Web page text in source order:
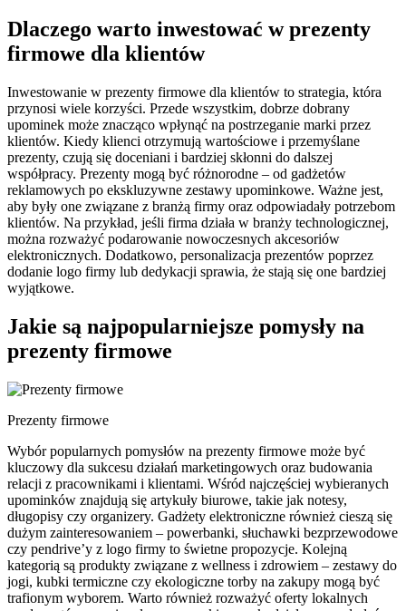
Dlaczego warto inwestować w prezenty
firmowe dla klientów
Inwestowanie w prezenty firmowe dla klientów to strategia, która
przynosi wiele korzyści. Przede wszystkim, dobrze dobrany
upominek może znacząco wpłynąć na postrzeganie marki przez
klientów. Kiedy klienci otrzymują wartościowe i przemyślane
prezenty, czują się doceniani i bardziej skłonni do dalszej
współpracy. Prezenty mogą być różnorodne – od gadżetów
reklamowych po ekskluzywne zestawy upominkowe. Ważne jest,
aby były one związane z branżą firmy oraz odpowiadały potrzebom
klientów. Na przykład, jeśli firma działa w branży technologicznej,
można rozważyć podarowanie nowoczesnych akcesoriów
elektronicznych. Dodatkowo, personalizacja prezentów poprzez
dodanie logo firmy lub dedykacji sprawia, że stają się one bardziej
wyjątkowe.
Jakie są najpopularniejsze pomysły na
prezenty firmowe
Prezenty firmowe
Wybór popularnych pomysłów na prezenty firmowe może być
kluczowy dla sukcesu działań marketingowych oraz budowania
relacji z pracownikami i klientami. Wśród najczęściej wybieranych
upominków znajdują się artykuły biurowe, takie jak notesy,
długopisy czy organizery. Gadżety elektroniczne również cieszą się
dużym zainteresowaniem – powerbanki, słuchawki bezprzewodowe
czy pendrive’y z logo firmy to świetne propozycje. Kolejną
kategorią są produkty związane z wellness i zdrowiem – zestawy do
jogi, kubki termiczne czy ekologiczne torby na zakupy mogą być
trafionym wyborem. Warto również rozważyć oferty lokalnych